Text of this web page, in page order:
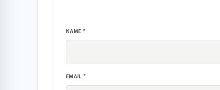
NAME *
EMAIL *